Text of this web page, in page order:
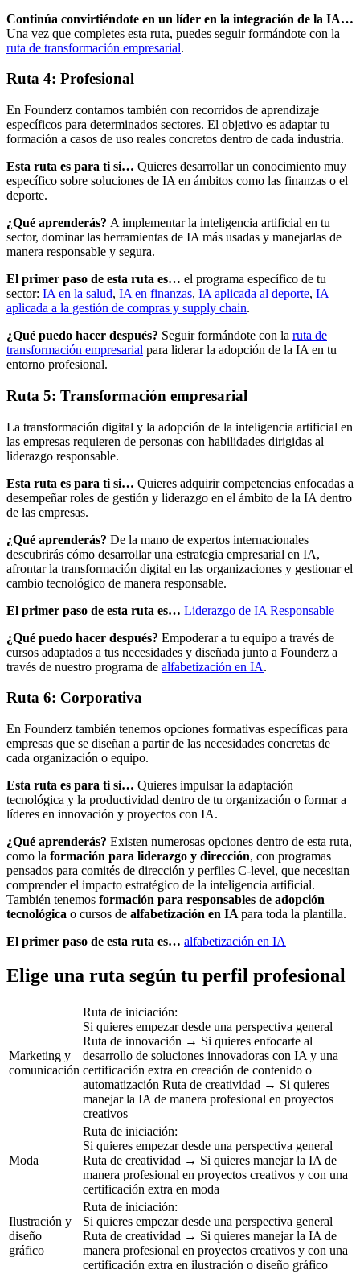
Continúa convirtiéndote en un líder en la integración de la IA…
Una vez que completes esta ruta, puedes seguir formándote con la
ruta de transformación empresarial.
Ruta 4: Profesional
En Founderz contamos también con recorridos de aprendizaje
específicos para determinados sectores. El objetivo es adaptar tu
formación a casos de uso reales concretos dentro de cada industria.
Esta ruta es para ti si… Quieres desarrollar un conocimiento muy
específico sobre soluciones de IA en ámbitos como las finanzas o el
deporte.
¿Qué aprenderás? A implementar la inteligencia artificial en tu
sector, dominar las herramientas de IA más usadas y manejarlas de
manera responsable y segura.
El primer paso de esta ruta es… el programa específico de tu
sector: IA en la salud, IA en finanzas, IA aplicada al deporte, IA
aplicada a la gestión de compras y supply chain.
¿Qué puedo hacer después? Seguir formándote con la ruta de
transformación empresarial para liderar la adopción de la IA en tu
entorno profesional.
Ruta 5: Transformación empresarial
La transformación digital y la adopción de la inteligencia artificial en
las empresas requieren de personas con habilidades dirigidas al
liderazgo responsable.
Esta ruta es para ti si… Quieres adquirir competencias enfocadas a
desempeñar roles de gestión y liderazgo en el ámbito de la IA dentro
de las empresas.
¿Qué aprenderás? De la mano de expertos internacionales
descubrirás cómo desarrollar una estrategia empresarial en IA,
afrontar la transformación digital en las organizaciones y gestionar el
cambio tecnológico de manera responsable.
El primer paso de esta ruta es… Liderazgo de IA Responsable
¿Qué puedo hacer después? Empoderar a tu equipo a través de
cursos adaptados a tus necesidades y diseñada junto a Founderz a
través de nuestro programa de alfabetización en IA.
Ruta 6: Corporativa
En Founderz también tenemos opciones formativas específicas para
empresas que se diseñan a partir de las necesidades concretas de
cada organización o equipo.
Esta ruta es para ti si… Quieres impulsar la adaptación
tecnológica y la productividad dentro de tu organización o formar a
líderes en innovación y proyectos con IA.
¿Qué aprenderás? Existen numerosas opciones dentro de esta ruta,
como la formación para liderazgo y dirección, con programas
pensados para comités de dirección y perfiles C-level, que necesitan
comprender el impacto estratégico de la inteligencia artificial.
También tenemos formación para responsables de adopción
tecnológica o cursos de alfabetización en IA para toda la plantilla.
El primer paso de esta ruta es… alfabetización en IA
Elige una ruta según tu perfil profesional
Marketing y
comunicación
Ruta de iniciación:
Si quieres empezar desde una perspectiva general
Ruta de innovación → Si quieres enfocarte al
desarrollo de soluciones innovadoras con IA y una
certificación extra en creación de contenido o
automatización Ruta de creatividad → Si quieres
manejar la IA de manera profesional en proyectos
creativos
Moda
Ruta de iniciación:
Si quieres empezar desde una perspectiva general
Ruta de creatividad → Si quieres manejar la IA de
manera profesional en proyectos creativos y con una
certificación extra en moda
Ilustración y
diseño
gráfico
Ruta de iniciación:
Si quieres empezar desde una perspectiva general
Ruta de creatividad → Si quieres manejar la IA de
manera profesional en proyectos creativos y con una
certificación extra en ilustración o diseño gráfico